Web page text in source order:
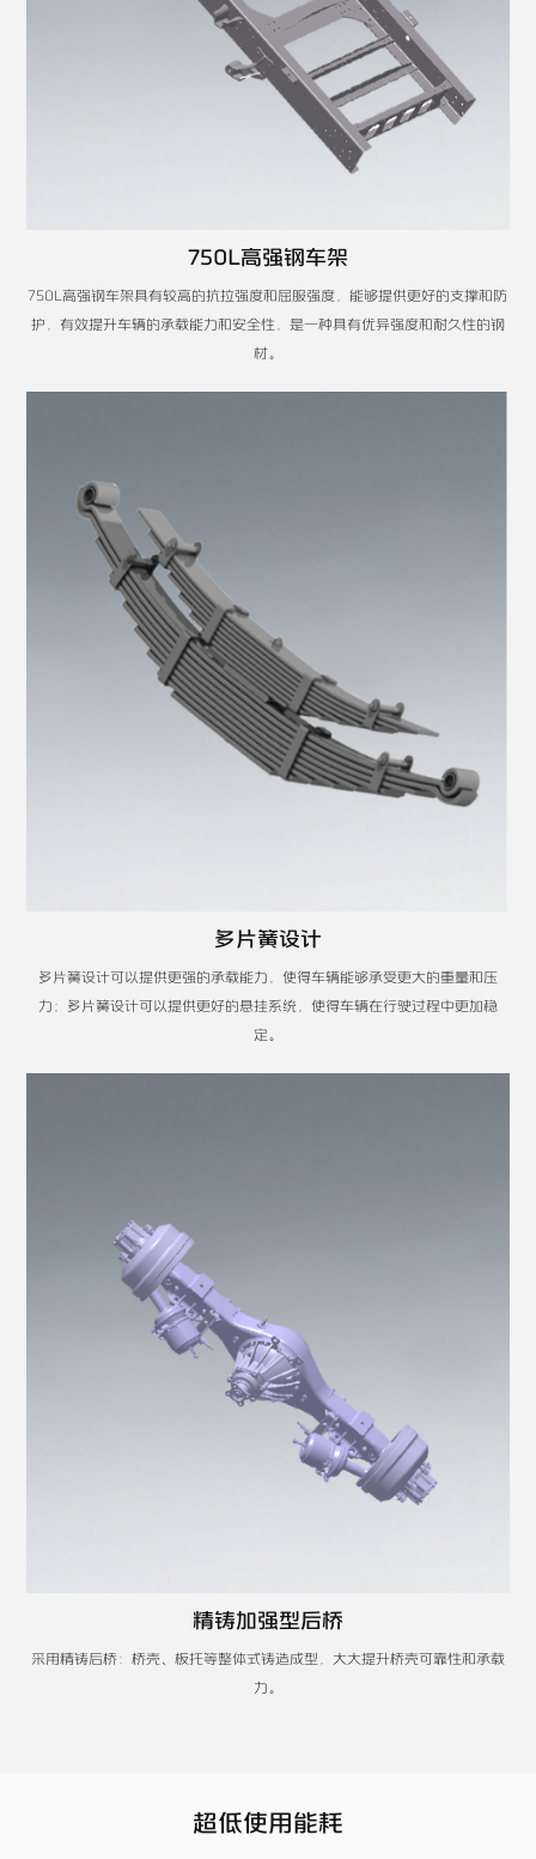
750L高强钢车架
750L高强钢车架具有较高的抗拉强度和屈服强度，能够提供更好的支撑和防
护，有效提升车辆的承载能力和安全性，是一种具有优异强度和耐久性的钢
材。
多片簧设计
多片簧设计可以提供更强的承载能力，使得车辆能够承受更大的重量和压
力；多片簧设计可以提供更好的悬挂系统，使得车辆在行驶过程中更加稳
定。
精铸加强型后桥
采用精铸后桥：桥壳、板托等整体式铸造成型，大大提升桥壳可靠性和承载
力。
超低使用能耗